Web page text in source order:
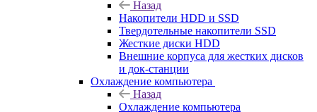
Назад
Накопители HDD и SSD
Твердотельные накопители SSD
Жесткие диски HDD
Внешние корпуса для жестких дисков
и док-станции
Охлаждение компьютера
Назад
Охлаждение компьютера